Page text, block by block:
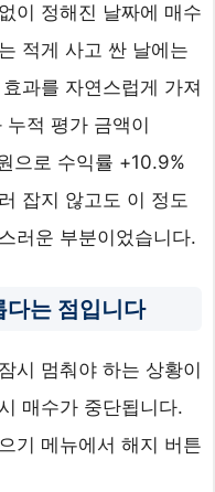
이 정해진 날짜에 매수
적게 사고 싼 날에는
과를 자연스럽게 가져
적 평가 금액이
으로 수익률 +10.9%
잡지 않고도 이 정도
러운 부분이었습니다.
다는 점입니다
시 멈춰야 하는 상황이
매수가 중단됩니다.
기 메뉴에서 해지 버튼